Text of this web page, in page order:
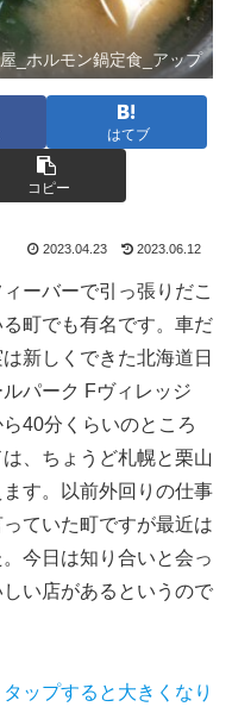
_ホルモン鍋定食_アップ
はてブ
コピー
2023.04.23 2023.06.12
ーバーで引っ張りだこ
町でも有名です。車だ
新しくできた北海道日
パーク Fヴィレッジ
40分くらいのところ
、ちょうど札幌と栗山
す。以前外回りの仕事
ていた町ですが最近は
今日は知り合いと会っ
い店があるというので
ップすると大きくなり